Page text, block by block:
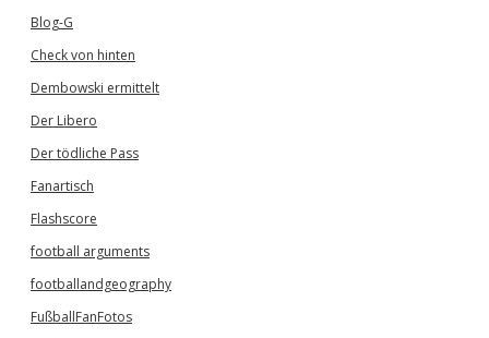
Blog-G
Check von hinten
Dembowski ermittelt
Der Libero
Der tödliche Pass
Fanartisch
Flashscore
football arguments
footballandgeography
FußballFanFotos